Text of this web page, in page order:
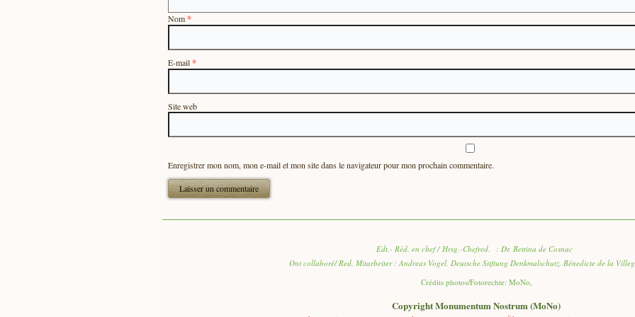
Nom*
E-mail*
Site web
Enregistrer mon nom, mon e-mail et mon site dans le navigateur pour mon prochain commentaire.
Edt.- Réd. en chef / Hrsg.-Chefred. : Dr. Bettina de Cosnac
Ont collaboré/ Red. Mitarbeiter : Andreas Vogel, Deutsche Stiftung Denkmalschutz, Bénedicte de la
Crédits photos/Fotorechte: MoNo,
Copyright Monumentum Nostrum (MoNo)